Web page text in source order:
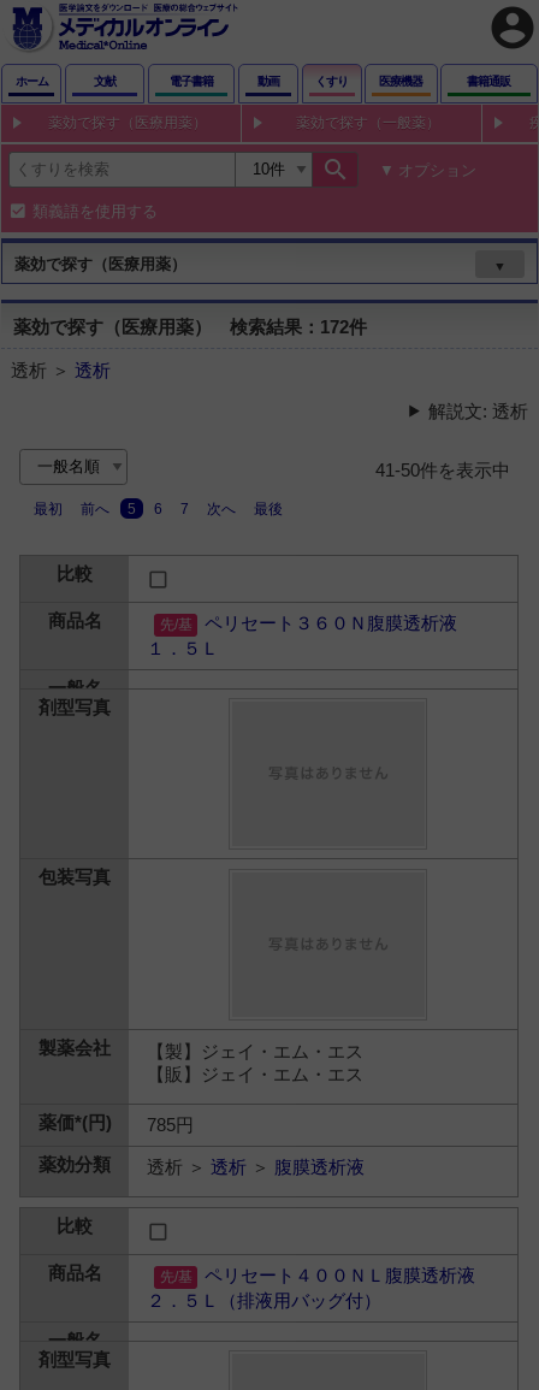
account_circle
ホーム 文献 電子書籍 動画 くすり 医療機器 書籍通販
薬効で探す（医療用薬） 薬効で探す（一般薬）
search オプション
類義語を使用する
薬効で探す（医療用薬） ▼
薬効で探す（医療用薬） 検索結果：172件
透析 ＞ 透析
解説文: 透析
41-50件を表示中
最初 前へ 5 6 7 次へ 最後
ペリセート３６０Ｎ腹膜透析液
１．５Ｌ
【製】ジェイ・エム・エス
【販】ジェイ・エム・エス
785円
透析 ＞透析 ＞ 腹膜透析液
ペリセート４００ＮＬ腹膜透析液
２．５Ｌ（排液用バッグ付）